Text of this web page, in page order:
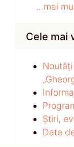
...mai
Cele mai
Știri,
Date